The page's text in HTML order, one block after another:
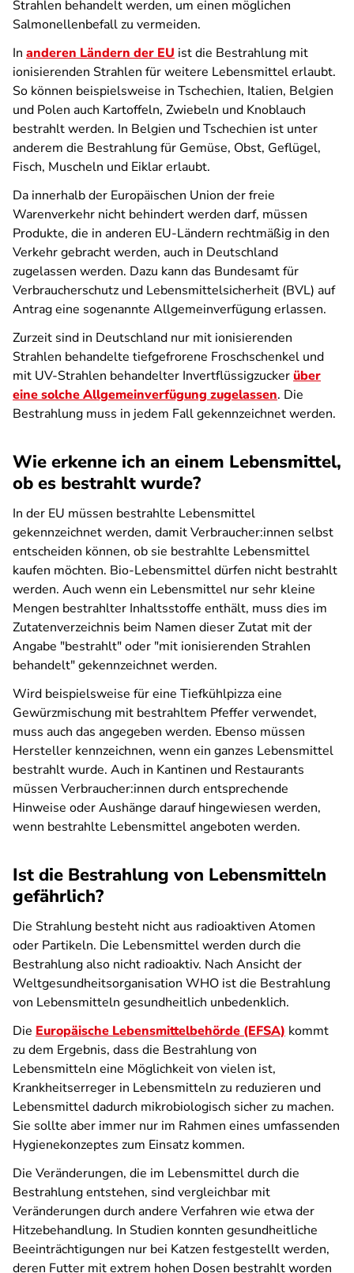
Strahlen behandelt werden, um einen möglichen
Salmonellenbefall zu vermeiden.
In anderen Ländern der EU ist die Bestrahlung mit
ionisierenden Strahlen für weitere Lebensmittel erlaubt.
So können beispielsweise in Tschechien, Italien, Belgien
und Polen auch Kartoffeln, Zwiebeln und Knoblauch
bestrahlt werden. In Belgien und Tschechien ist unter
anderem die Bestrahlung für Gemüse, Obst, Geflügel,
Fisch, Muscheln und Eiklar erlaubt.
Da innerhalb der Europäischen Union der freie
Warenverkehr nicht behindert werden darf, müssen
Produkte, die in anderen EU-Ländern rechtmäßig in den
Verkehr gebracht werden, auch in Deutschland
zugelassen werden. Dazu kann das Bundesamt für
Verbraucherschutz und Lebensmittelsicherheit (BVL) auf
Antrag eine sogenannte Allgemeinverfügung erlassen.
Zurzeit sind in Deutschland nur mit ionisierenden
Strahlen behandelte tiefgefrorene Froschschenkel und
mit UV-Strahlen behandelter Invertflüssigzuckerüber
eine solche Allgemeinverfügung zugelassen. Die
Bestrahlung muss in jedem Fall gekennzeichnet werden.
Wie erkenne ich an einem Lebensmittel,
ob es bestrahlt wurde?
In der EU müssen bestrahlte Lebensmittel
gekennzeichnet werden, damit Verbraucher:innen selbst
entscheiden können, ob sie bestrahlte Lebensmittel
kaufen möchten. Bio-Lebensmittel dürfen nicht bestrahlt
werden. Auch wenn ein Lebensmittel nur sehr kleine
Mengen bestrahlter Inhaltsstoffe enthält, muss dies im
Zutatenverzeichnis beim Namen dieser Zutat mit der
Angabe "bestrahlt" oder "mit ionisierenden Strahlen
behandelt" gekennzeichnet werden.
Wird beispielsweise für eine Tiefkühlpizza eine
Gewürzmischung mit bestrahltem Pfeffer verwendet,
muss auch das angegeben werden. Ebenso müssen
Hersteller kennzeichnen, wenn ein ganzes Lebensmittel
bestrahlt wurde. Auch in Kantinen und Restaurants
müssen Verbraucher:innen durch entsprechende
Hinweise oder Aushänge darauf hingewiesen werden,
wenn bestrahlte Lebensmittel angeboten werden.
Ist die Bestrahlung von Lebensmitteln
gefährlich?
Die Strahlung besteht nicht aus radioaktiven Atomen
oder Partikeln. Die Lebensmittel werden durch die
Bestrahlung also nicht radioaktiv. Nach Ansicht der
Weltgesundheitsorganisation WHO ist die Bestrahlung
von Lebensmitteln gesundheitlich unbedenklich.
Die Europäische Lebensmittelbehörde (EFSA) kommt
zu dem Ergebnis, dass die Bestrahlung von
Lebensmitteln eine Möglichkeit von vielen ist,
Krankheitserreger in Lebensmitteln zu reduzieren und
Lebensmittel dadurch mikrobiologisch sicher zu machen.
Sie sollte aber immer nur im Rahmen eines umfassenden
Hygienekonzeptes zum Einsatz kommen.
Die Veränderungen, die im Lebensmittel durch die
Bestrahlung entstehen, sind vergleichbar mit
Veränderungen durch andere Verfahren wie etwa der
Hitzebehandlung. In Studien konnten gesundheitliche
Beeinträchtigungen nur bei Katzen festgestellt werden,
deren Futter mit extrem hohen Dosen bestrahlt worden